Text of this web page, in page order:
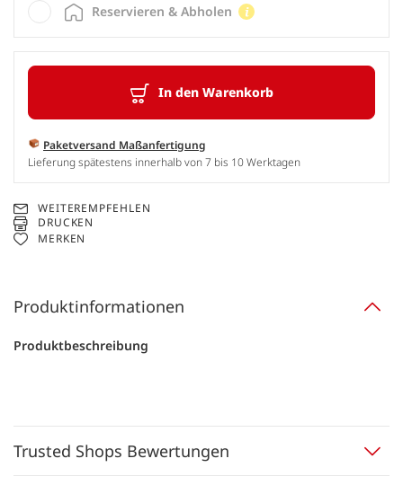
In den Warenkorb
Paketversand Maßanfertigung
Lieferung spätestens innerhalb von 7 bis 10 Werktagen
Reservieren & Abholen
WEITEREMPFEHLEN
DRUCKEN
MERKEN
Produktinformationen
Produktbeschreibung
Trusted Shops Bewertungen